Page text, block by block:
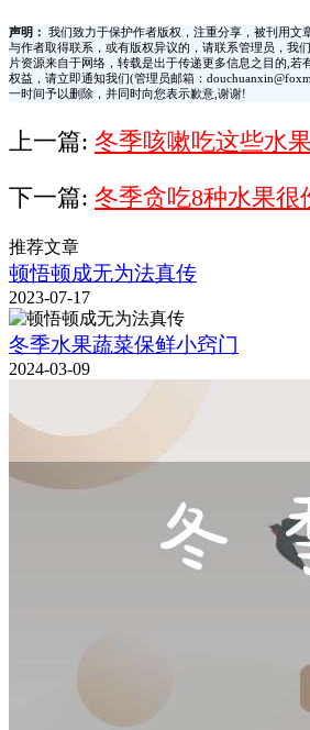
声明：
我们致力于保护作者版权，注重分享，被刊用文
与作者取得联系，或有版权异议的，请联系管理员，我
片资源来自于网络，转载是出于传递更多信息之目的,若
权益，请立即通知我们(管理员邮箱：
一时间予以删除，并同时向您表示歉意,谢谢!
上一篇: 冬季咳嗽吃这些水果
下一篇: 冬季贪吃8种水果很
推荐文章
顿悟顿成无为法真传
2023-07-17
冬季水果蔬菜保鲜小窍门
2024-03-09